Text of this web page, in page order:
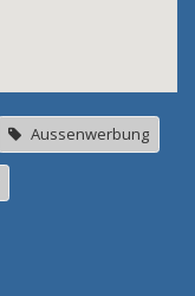
Aussenwerbung